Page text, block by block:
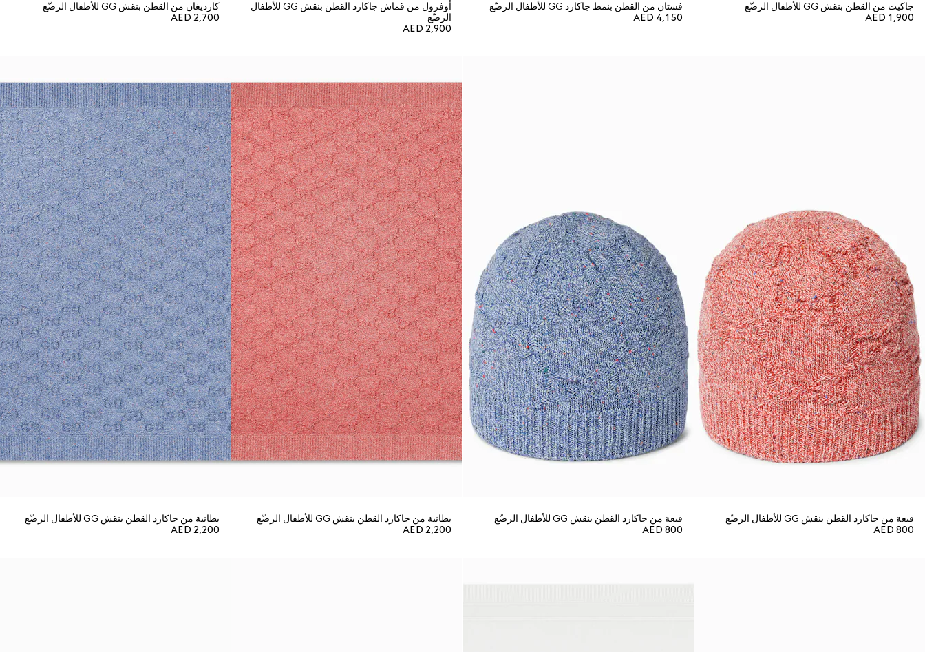
جاكيت من القطن بنقش GG للأطفال الرضّع
AED 1,900
فستان من القطن بنمط جاكارد GG للأطفال الرضّع
AED 4,150
أوفرول من قماش جاكارد القطن بنقش GG للأطفال
الرضّع
AED 2,900
كارديغان من القطن بنقش GG للأطفال الرضّع
AED 2,700
قبعة من جاكارد القطن بنقش GG للأطفال الرضّع
AED 800
قبعة من جاكارد القطن بنقش GG للأطفال الرضّع
AED 800
بطانية من جاكارد القطن بنقش GG للأطفال الرضّع
AED 2,200
بطانية من جاكارد القطن بنقش GG للأطفال الرضّع
AED 2,200